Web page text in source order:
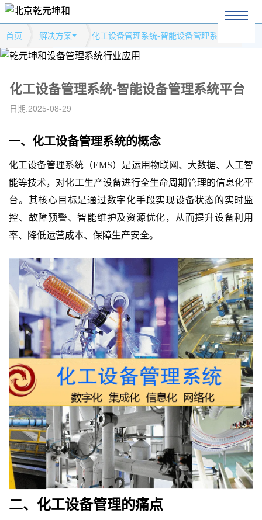
首页 解决方案 化工设备管理系统-智能设备管理系统平台
化工设备管理系统-智能设备管理系统平台
日期:2025-08-29
一、 化工设备管理系统的概念
化工设备管理系统（EMS）是运用物联网、大数据、人工智
能等技术，对化工生产设备进行全生命周期管理的信息化平
台。其核心目标是通过数字化手段实现设备状态的实时监
控、故障预警、智能维护及资源优化，从而提升设备利用
率、降低运营成本、保障生产安全。
二、 化工设备管理的痛点